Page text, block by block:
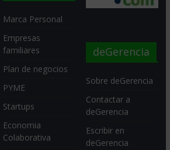
Marca Personal
Empresas
familiares
Plan de negocios
PYME
Startups
Economia
Colaborativa
deGerencia
Sobre deGerencia
Contactar a
deGerencia
Escribir en
deGerencia